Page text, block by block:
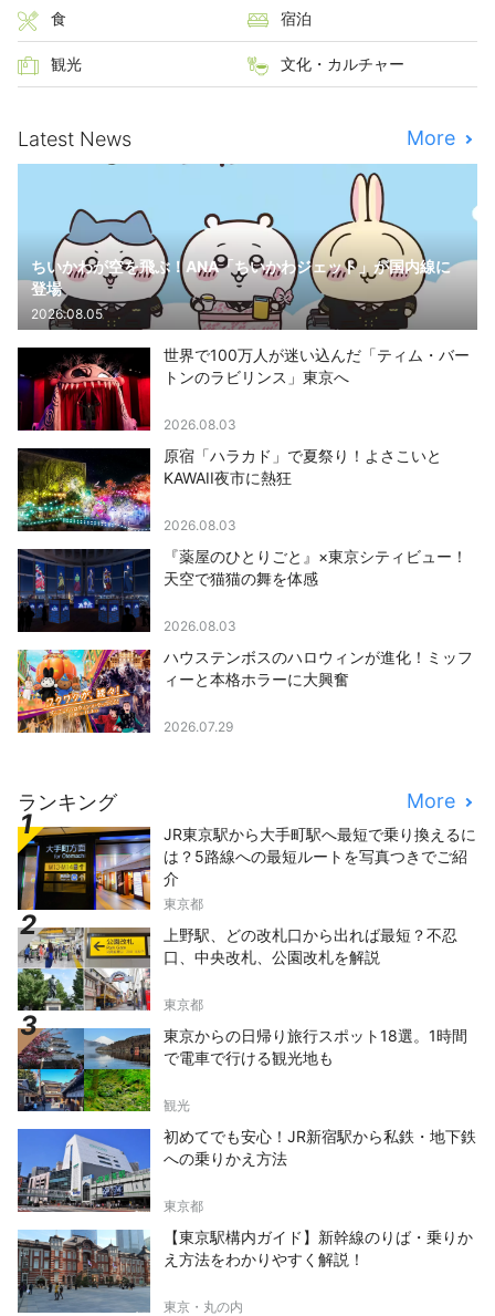
食 宿泊
観光 文化・カルチャー
Latest News More
ちいかわが空を飛ぶ！ANA「ちいかわジェット」が国内線に
登場
2026.08.05
世界で100万人が迷い込んだ「ティム・バー
トンのラビリンス」東京へ
2026.08.03
原宿「ハラカド」で夏祭り！よさこいと
KAWAII夜市に熱狂
2026.08.03
『薬屋のひとりごと』×東京シティビュー！
天空で猫猫の舞を体感
2026.08.03
ハウステンボスのハロウィンが進化！ミッフ
ィーと本格ホラーに大興奮
2026.07.29
ランキング More
JR東京駅から大手町駅へ最短で乗り換えるに
は？5路線への最短ルートを写真つきでご紹
介
東京都
上野駅、どの改札口から出れば最短？不忍
口、中央改札、公園改札を解説
東京都
東京からの日帰り旅行スポット18選。1時間
で電車で行ける観光地も
観光
初めてでも安心！JR新宿駅から私鉄・地下鉄
への乗りかえ方法
東京都
【東京駅構内ガイド】新幹線のりば・乗りか
え方法をわかりやすく解説！
東京・丸の内